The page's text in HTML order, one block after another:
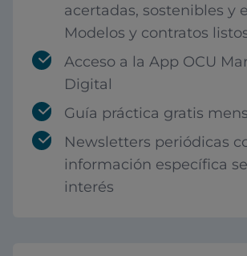
acertadas, sostenibles y
Modelos y contratos
Acceso a la App OCU
Digital
Guía práctica gratis
Newsletters periódicas
información específica
interés